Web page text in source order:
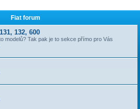
Fiat forum
132, 600
modelů? Tak pak je to sekce přímo pro Vás